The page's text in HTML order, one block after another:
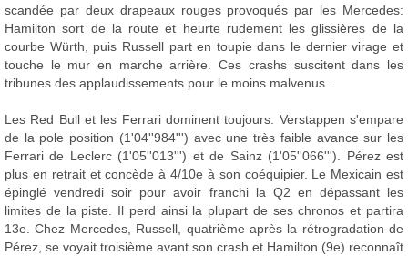
scandée par deux drapeaux rouges provoqués par les Mercedes:
Hamilton sort de la route et heurte rudement les glissières de la
courbe Würth, puis Russell part en toupie dans le dernier virage et
touche le mur en marche arrière. Ces crashs suscitent dans les
tribunes des applaudissements pour le moins malvenus...
Les Red Bull et les Ferrari dominent toujours. Verstappen s'empare
de la pole position (1'04''984''') avec une très faible avance sur les
Ferrari de Leclerc (1'05''013''') et de Sainz (1'05''066'''). Pérez est
plus en retrait et concède à 4/10e à son coéquipier. Le Mexicain est
épinglé vendredi soir pour avoir franchi la Q2 en dépassant les
limites de la piste. Il perd ainsi la plupart de ses chronos et partira
13e. Chez Mercedes, Russell, quatrième après la rétrogradation de
Pérez, se voyait troisième avant son crash et Hamilton (9e) reconnaît